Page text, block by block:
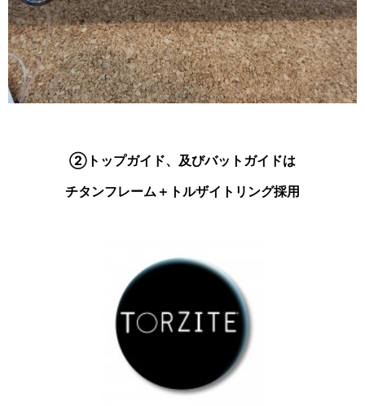
②トップガイド、及びバットガイドは
チタンフレーム＋トルザイトリング採用